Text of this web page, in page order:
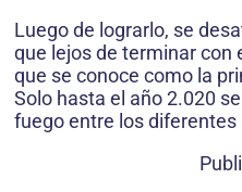
Luego de lograrlo, se
que lejos de terminar con
que se conoce como la
Solo hasta el año 2.020
fuego entre los